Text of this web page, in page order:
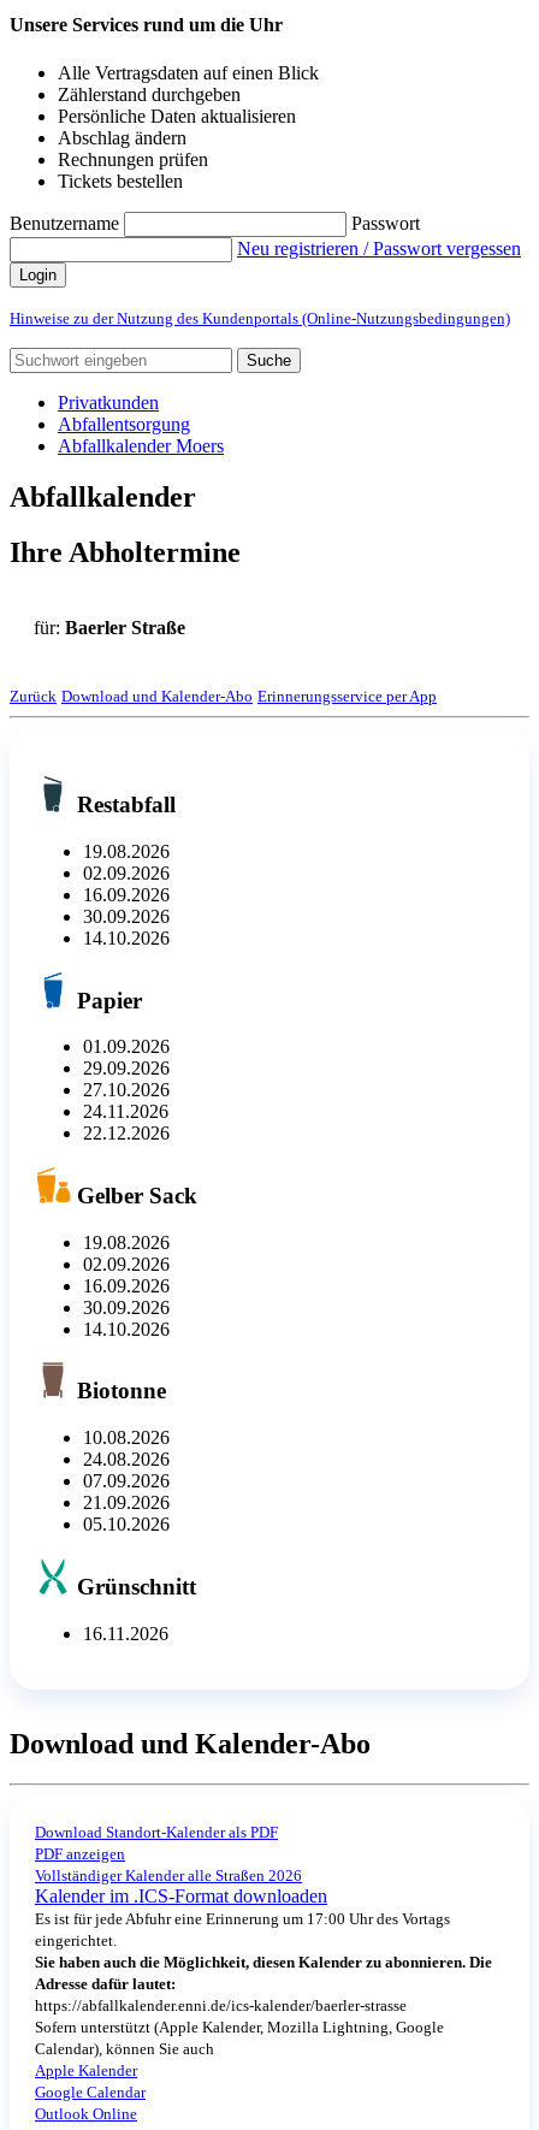
Unsere Services rund um die Uhr
Alle Vertragsdaten auf einen Blick
Zählerstand durchgeben
Persönliche Daten aktualisieren
Abschlag ändern
Rechnungen prüfen
Tickets bestellen
Benutzername
Passwort
Neu registrieren / Passwort vergessen
Login
Hinweise zu der Nutzung des Kundenportals (Online-Nutzungsbedingungen)
Suche
Privatkunden
Abfallentsorgung
Abfallkalender Moers
Abfallkalender
Ihre Abholtermine
für: Baerler Straße
Zurück Download und Kalender-Abo Erinnerungsservice per App
Restabfall
19.08.2026
02.09.2026
16.09.2026
30.09.2026
14.10.2026
Papier
01.09.2026
29.09.2026
27.10.2026
24.11.2026
22.12.2026
Gelber Sack
19.08.2026
02.09.2026
16.09.2026
30.09.2026
14.10.2026
Biotonne
10.08.2026
24.08.2026
07.09.2026
21.09.2026
05.10.2026
Grünschnitt
16.11.2026
Download und Kalender-Abo
Download Standort-Kalender als PDF
PDF anzeigen
Vollständiger Kalender alle Straßen 2026
Kalender im .ICS-Format downloaden
Es ist für jede Abfuhr eine Erinnerung um 17:00 Uhr des Vortags
eingerichtet.
Sie haben auch die Möglichkeit, diesen Kalender zu abonnieren. Die
Adresse dafür lautet:
https://abfallkalender.enni.de/ics-kalender/baerler-strasse
Sofern unterstützt (Apple Kalender, Mozilla Lightning, Google
Calendar), können Sie auch
Apple Kalender
Google Calendar
Outlook Online